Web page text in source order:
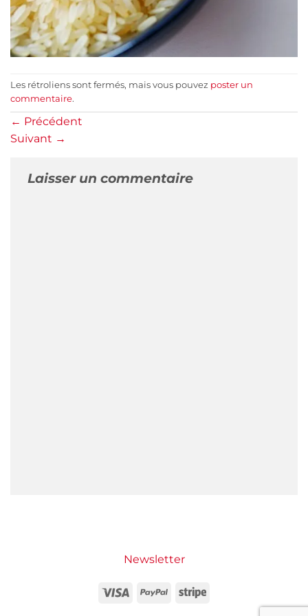
Les rétroliens sont fermés, mais vous pouvez poster un
commentaire.
← Précédent
Suivant →
Laisser un commentaire
Newsletter
Visa PayPal Stripe